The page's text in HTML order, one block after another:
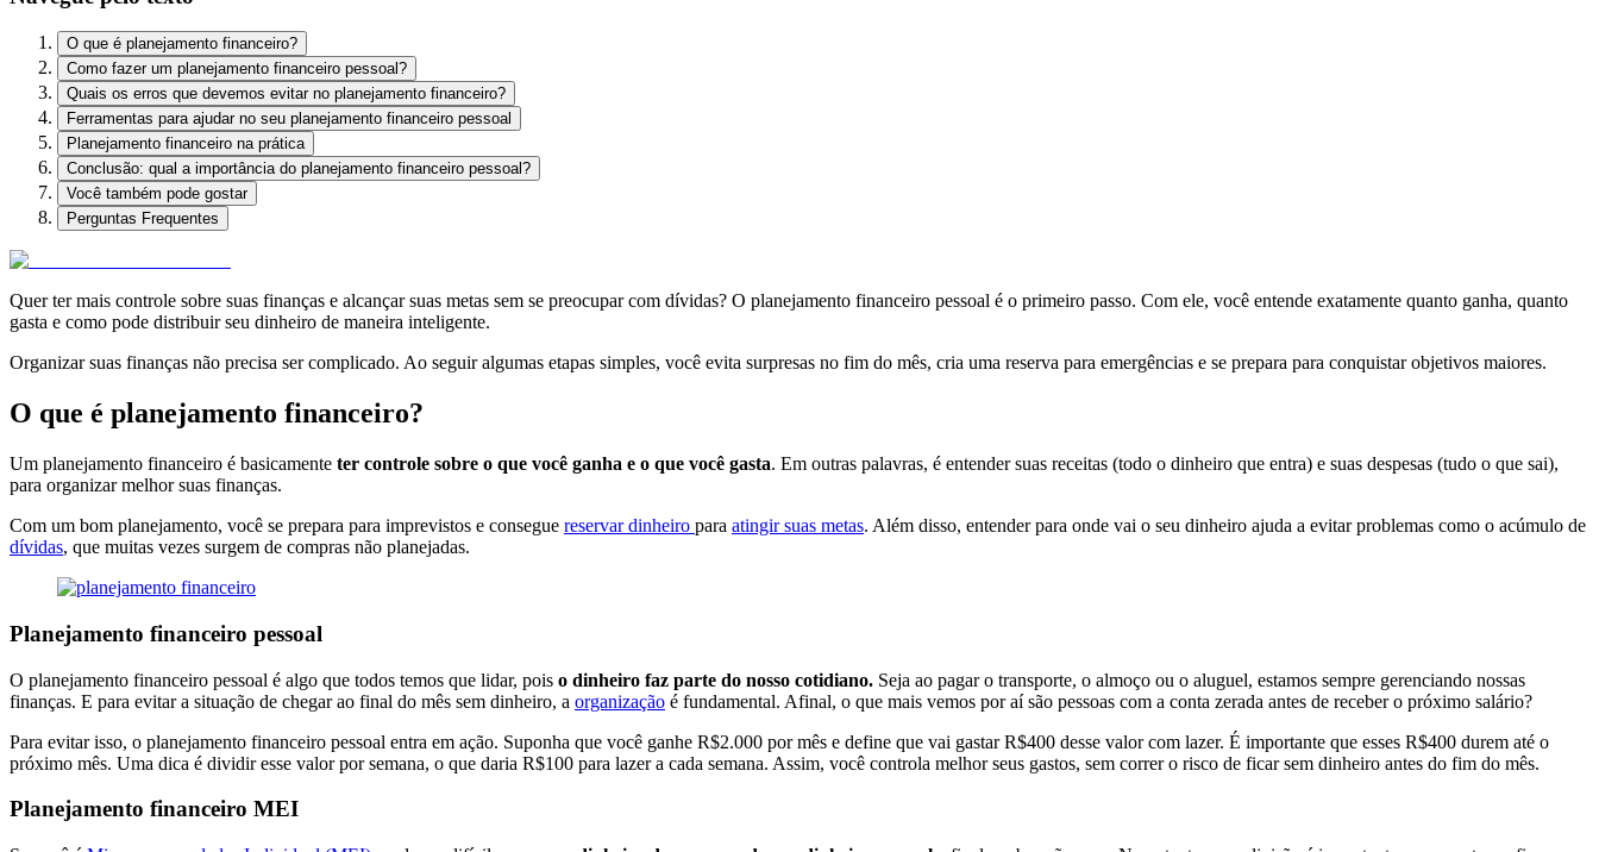
O que é planejamento financeiro?
Como fazer um planejamento financeiro pessoal?
Quais os erros que devemos evitar no planejamento financeiro?
Ferramentas para ajudar no seu planejamento financeiro pessoal
Planejamento financeiro na prática
Conclusão: qual a importância do planejamento financeiro pessoal?
Você também pode gostar
Perguntas Frequentes
Quer ter mais controle sobre suas finanças e alcançar suas metas sem se preocupar com dívidas? O planejamento financeiro pessoal é o primeiro passo. Com ele, você entende exatamente quanto ganha, quanto
gasta e como pode distribuir seu dinheiro de maneira inteligente.
Organizar suas finanças não precisa ser complicado. Ao seguir algumas etapas simples, você evita surpresas no fim do mês, cria uma reserva para emergências e se prepara para conquistar objetivos maiores.
O que é planejamento financeiro?
Um planejamento financeiro é basicamente ter controle sobre o que você ganha e o que você gasta. Em outras palavras, é entender suas receitas (todo o dinheiro que entra) e suas despesas (tudo o que sai),
para organizar melhor suas finanças.
Com um bom planejamento, você se prepara para imprevistos e consegue reservar dinheiro para atingir suas metas. Além disso, entender para onde vai o seu dinheiro ajuda a evitar problemas como o acúmulo de
dívidas, que muitas vezes surgem de compras não planejadas.
Planejamento financeiro pessoal
O planejamento financeiro pessoal é algo que todos temos que lidar, pois o dinheiro faz parte do nosso cotidiano. Seja ao pagar o transporte, o almoço ou o aluguel, estamos sempre gerenciando nossas
finanças. E para evitar a situação de chegar ao final do mês sem dinheiro, a organização é fundamental. Afinal, o que mais vemos por aí são pessoas com a conta zerada antes de receber o próximo salário?
Para evitar isso, o planejamento financeiro pessoal entra em ação. Suponha que você ganhe R$2.000 por mês e define que vai gastar R$400 desse valor com lazer. É importante que esses R$400 durem até o
próximo mês. Uma dica é dividir esse valor por semana, o que daria R$100 para lazer a cada semana. Assim, você controla melhor seus gastos, sem correr o risco de ficar sem dinheiro antes do fim do mês.
Planejamento financeiro MEI